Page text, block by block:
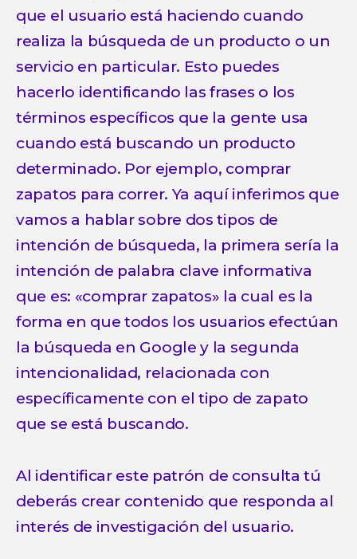
que el usuario está haciendo cuando
realiza la búsqueda de un producto o un
servicio en particular. Esto puedes
hacerlo identificando las frases o los
términos específicos que la gente usa
cuando está buscando un producto
determinado. Por ejemplo, comprar
zapatos para correr. Ya aquí inferimos que
vamos a hablar sobre dos tipos de
intención de búsqueda, la primera sería la
intención de palabra clave informativa
que es: «comprar zapatos» la cual es la
forma en que todos los usuarios efectúan
la búsqueda en Google y la segunda
intencionalidad, relacionada con
específicamente con el tipo de zapato
que se está buscando.
Al identificar este patrón de consulta tú
deberás crear contenido que responda al
interés de investigación del usuario.